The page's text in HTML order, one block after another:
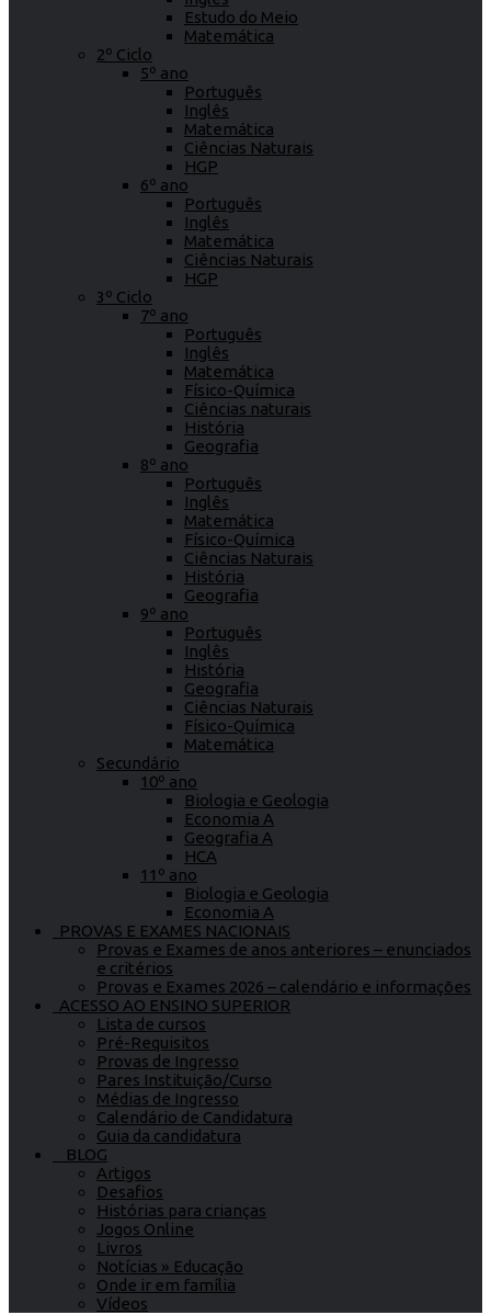
Estudo do Meio
Matemática
2º Ciclo
5º ano
Português
Inglês
Matemática
Ciências Naturais
HGP
6º ano
Português
Inglês
Matemática
Ciências Naturais
HGP
3º Ciclo
7º ano
Português
Inglês
Matemática
Físico-Química
Ciências naturais
História
Geografia
8º ano
Português
Inglês
Matemática
Físico-Química
Ciências Naturais
História
Geografia
9º ano
Português
Inglês
História
Geografia
Ciências Naturais
Físico-Química
Matemática
Secundário
10º ano
Biologia e Geologia
Economia A
Geografia A
HCA
11º ano
Biologia e Geologia
Economia A
PROVAS E EXAMES NACIONAIS
Provas e Exames de anos anteriores – enunciados
e critérios
Provas e Exames 2026 – calendário e informações
ACESSO AO ENSINO SUPERIOR
Lista de cursos
Pré-Requisitos
Provas de Ingresso
Pares Instituição/Curso
Médias de Ingresso
Calendário de Candidatura
Guia da candidatura
BLOG
Artigos
Desafios
Histórias para crianças
Jogos Online
Livros
Notícias » Educação
Onde ir em família
Vídeos